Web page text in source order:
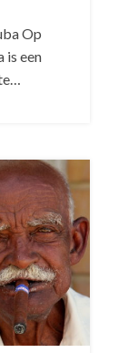
Op
is een